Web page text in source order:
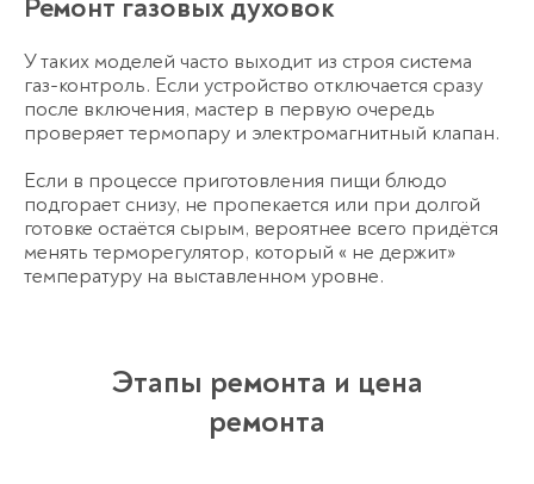
Ремонт газовых духовок
У таких моделей часто выходит из строя система
газ-контроль. Если устройство отключается сразу
после включения, мастер в первую очередь
проверяет термопару и электромагнитный клапан.
Если в процессе приготовления пищи блюдо
подгорает снизу, не пропекается или при долгой
готовке остаётся сырым, вероятнее всего придётся
менять терморегулятор, который « не держит»
температуру на выставленном уровне.
Этапы ремонта и цена
ремонта